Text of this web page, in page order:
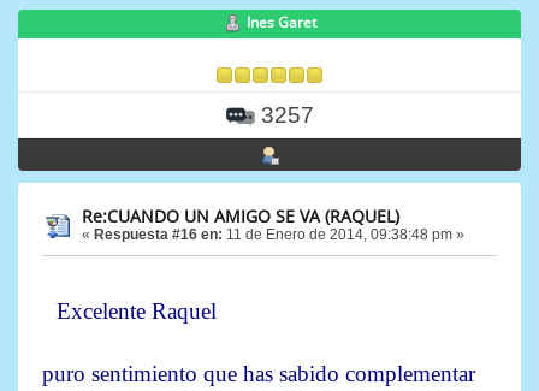
Ines Garet
3257
Re:CUANDO UN AMIGO SE VA (RAQUEL)
« Respuesta #16 en: 11 de Enero de 2014, 09:38:48 pm »
Excelente Raquel
puro sentimiento que has sabido complementar